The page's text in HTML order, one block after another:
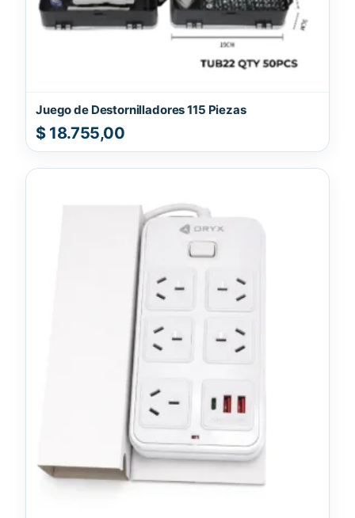
Juego de Destornilladores 115 Piezas
$18.755,00